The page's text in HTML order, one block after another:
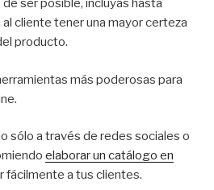
ser posible, incluyas hasta
cliente tener una mayor certeza
producto.
más poderosas para
sólo a través de redes sociales o
elaborar un catálogo en
fácilmente a tus clientes.